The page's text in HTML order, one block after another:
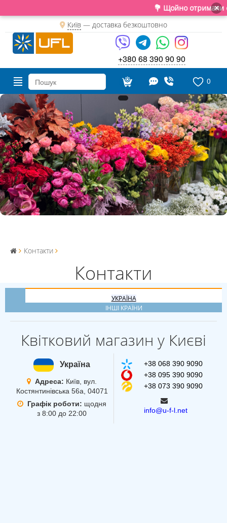
💐 Щойно отримали свіжу
×
Київ — доставка безкоштовно
+380 68 390 90 90
0
Контакти
Контакти
УКРАЇНА
ІНШІ КРАЇНИ
Квітковий магазин у Києві
Україна
Адреса: Київ, вул.
Костянтинівська 56а, 04071
Графік роботи: щодня
з 8:00 до 22:00
+38 068 390 9090
+38 095 390 9090
+38 073 390 9090
info@u-f-l.net